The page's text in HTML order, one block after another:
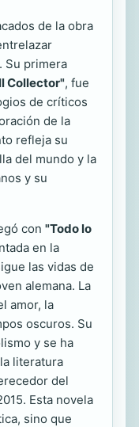
de la obra
Su primera
Collector", fue
de críticos
de la
refleja su
del mundo y la
y su
con "Todo lo
en la
las vidas de
alemana. La
amor, la
oscuros. Su
y se ha
literatura
del
Esta novela
sino que